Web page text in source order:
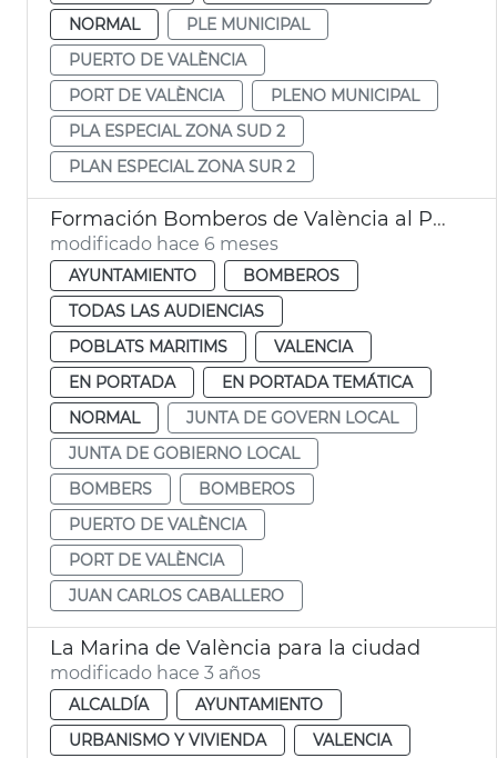
NORMAL
PLE MUNICIPAL
PUERTO DE VALÈNCIA
PORT DE VALÈNCIA
PLENO MUNICIPAL
PLA ESPECIAL ZONA SUD 2
PLAN ESPECIAL ZONA SUR 2
Formación Bomberos de València al Puerto
modificado hace 6 meses
AYUNTAMIENTO
BOMBEROS
TODAS LAS AUDIENCIAS
POBLATS MARITIMS
VALENCIA
EN PORTADA
EN PORTADA TEMÁTICA
NORMAL
JUNTA DE GOVERN LOCAL
JUNTA DE GOBIERNO LOCAL
BOMBERS
BOMBEROS
PUERTO DE VALÈNCIA
PORT DE VALÈNCIA
JUAN CARLOS CABALLERO
La Marina de València para la ciudad
modificado hace 3 años
ALCALDÍA
AYUNTAMIENTO
URBANISMO Y VIVIENDA
VALENCIA